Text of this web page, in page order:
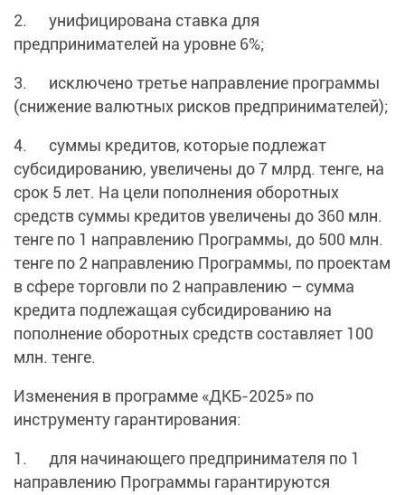
2. унифицирована ставка для
предпринимателей на уровне 6%;
3. исключено третье направление программы
(снижение валютных рисков предпринимателей);
4. суммы кредитов, которые подлежат
субсидированию, увеличены до 7 млрд. тенге, на
срок 5 лет. На цели пополнения оборотных
средств суммы кредитов увеличены до 360 млн.
тенге по 1 направлению Программы, до 500 млн.
тенге по 2 направлению Программы, по проектам
в сфере торговли по 2 направлению – сумма
кредита подлежащая субсидированию на
пополнение оборотных средств составляет 100
млн. тенге.
Изменения в программе «ДКБ-2025» по
инструменту гарантирования:
1. для начинающего предпринимателя по 1
направлению Программы гарантируются